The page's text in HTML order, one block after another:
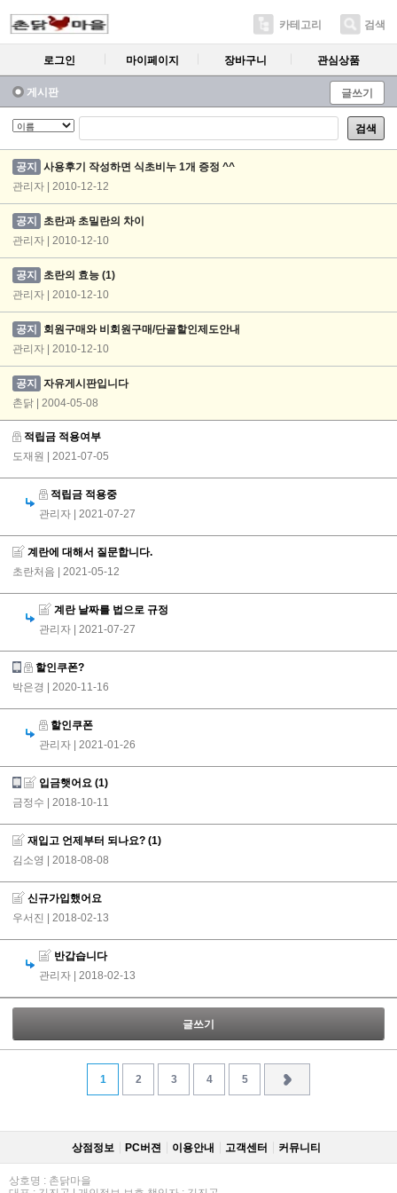
카테고리 검색
로그인 마이페이지 장바구니 관심상품
게시판 글쓰기
검색
공지
사용후기 작성하면 식초비누 1개 증정 ^^
관리자 | 2010-12-12
공지
초란과 초밀란의 차이
관리자 | 2010-12-10
공지 초란의 효능 (1)
관리자 | 2010-12-10
공지
회원구매와 비회원구매/단골할인제도안내
관리자 | 2010-12-10
공지
자유게시판입니다
촌닭 | 2004-05-08
적립금 적용여부
도재원
| 2021-07-05
적립금 적용중
관리자
| 2021-07-27
계란에 대해서 질문합니다.
초란처음
| 2021-05-12
계란 날짜를 법으로 규정
관리자
| 2021-07-27
할인쿠폰?
박은경
| 2020-11-16
할인쿠폰
관리자
| 2021-01-26
입금햇어요 (1)
금정수
| 2018-10-11
재입고 언제부터 되나요? (1)
김소영
| 2018-08-08
신규가입했어요
우서진
| 2018-02-13
반갑습니다
관리자
| 2018-02-13
글쓰기
1 2 3 4 5
상점정보 PC버젼 이용안내 고객센터 커뮤니티
상호명 : 촌닭마을